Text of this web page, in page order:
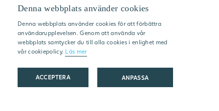
kulturförvaltning
SWEDISH
ENGLISH
Denna webbplats använder cookies
Denna webbplats använder cookies för att förbättra
användarupplevelsen. Genom att använda vår
webbplats samtycker du till alla cookies i enlighet med
vår cookiepolicy. Läs mer
ACCEPTERA ANPASSA